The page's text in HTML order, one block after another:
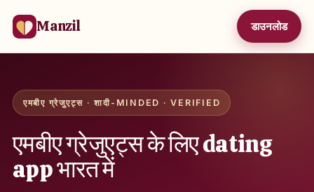
Manzil डाउनलोड
एमबीए ग्रेजुएट्स · शादी-MINDED · VERIFIED
एमबीए ग्रेजुएट्स के लिए dating
app भारत में